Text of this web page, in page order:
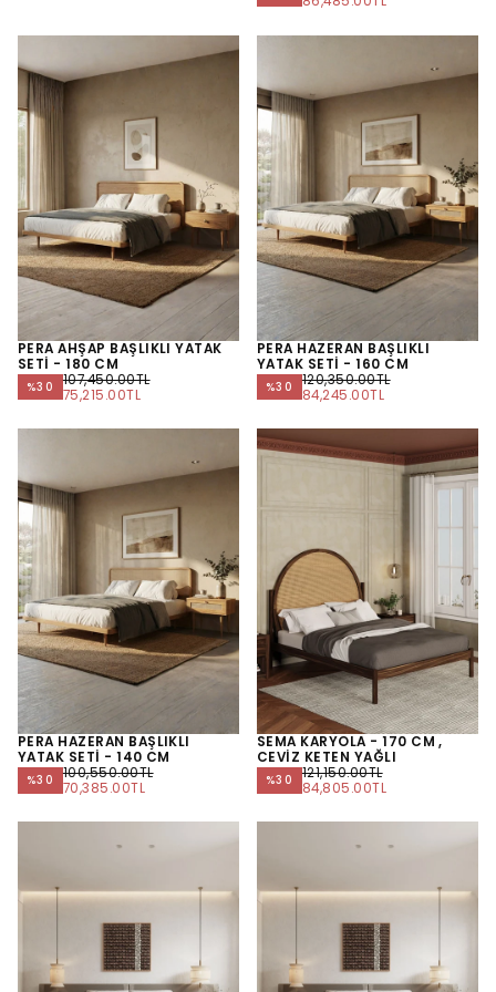
PERA AHŞAP BAŞLIKLI YATAK
SETİ - 180 CM
%30
NORMAL
FIYAT
107,450.00TL
MINIMUM
75,215.00TL
PERA HAZERAN BAŞLIKLI
YATAK SETİ - 160 CM
%30
NORMAL
FIYAT
120,350.00TL
MINIMUM
84,245.00TL
PERA HAZERAN BAŞLIKLI
YATAK SETİ - 140 CM
%30
NORMAL
FIYAT
100,550.00TL
MINIMUM
70,385.00TL
SEMA KARYOLA - 170 CM ,
CEVIZ KETEN YAĞLI
%30
NORMAL
FIYAT
121,150.00TL
MINIMUM
84,805.00TL